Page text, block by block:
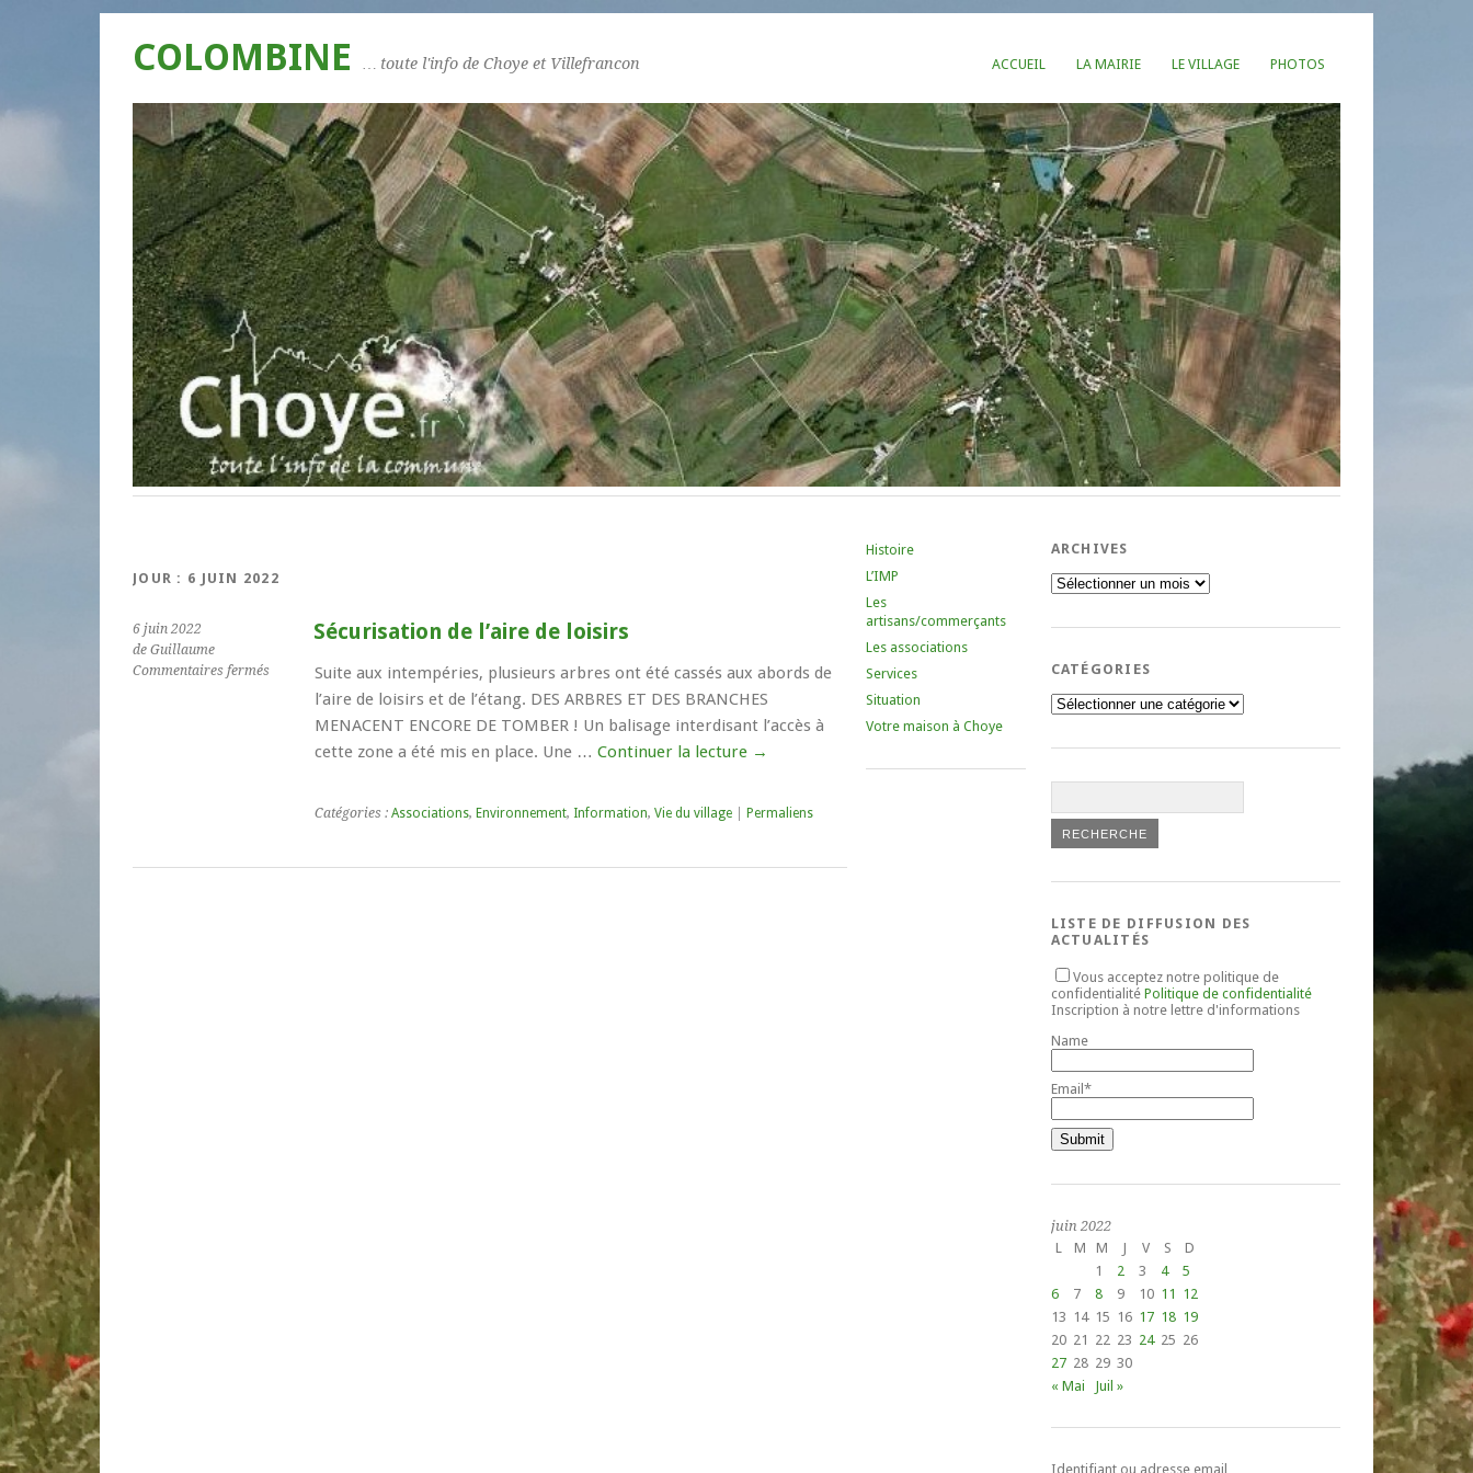
ACCUEIL LA MAIRIE LE VILLAGE PHOTOS
COLOMBINE … toute l'info de Choye et Villefrancon
JOUR : 6 JUIN 2022
6 juin 2022
de Guillaume
Commentaires ferméssur
Sécurisation
Sécurisation de l’aire de loisirs
Suite aux intempéries, plusieurs arbres ont été cassés aux abords de
l’aire de loisirs et de l’étang. DES ARBRES ET DES BRANCHES
MENACENT ENCORE DE TOMBER ! Un balisage interdisant l’accès à
cette zone a été mis en place. Une …Continuer la lecture →
Catégories :Associations, Environnement, Information,Vie du village Permaliens
Histoire
L’IMP
Les
artisans/commerçants
Les associations
Services
Situation
Votre maison à Choye
ARCHIVES
Archives
CATÉGORIES
Catégories
LISTE DE DIFFUSION DES
ACTUALITÉS
Vous acceptez notre politique de
confidentialité Politique de confidentialité
Inscription à notre lettre d'informations
Name
Email*
juin 2022
L
M M J V S
D
1
2 3 4
5
6
7 8 9 10 11 12
13 14 15 16 17 18 19
20 21 22 23 24 25 26
27 28 29 30
« Mai
Juil »
Identifiant ou adresse email